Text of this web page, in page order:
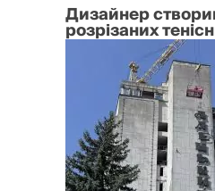
Дизайнер
розрізаних